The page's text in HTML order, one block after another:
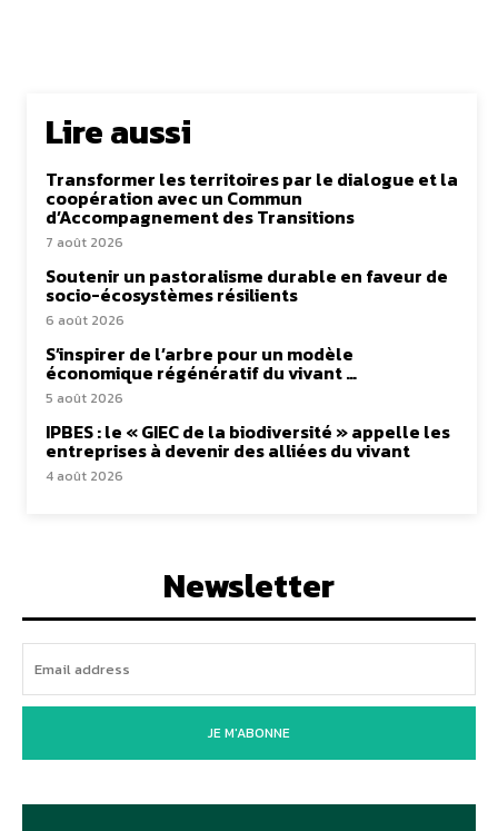
Lire aussi
Transformer les territoires par le dialogue et la
coopération avec un Commun
d’Accompagnement des Transitions
7 août 2026
Soutenir un pastoralisme durable en faveur de
socio-écosystèmes résilients
6 août 2026
S’inspirer de l’arbre pour un modèle
économique régénératif du vivant …
5 août 2026
IPBES : le « GIEC de la biodiversité » appelle les
entreprises à devenir des alliées du vivant
4 août 2026
Newsletter
JE M'ABONNE